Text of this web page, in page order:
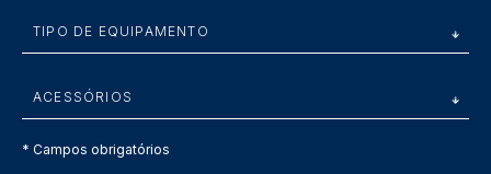
* Campos obrigatórios